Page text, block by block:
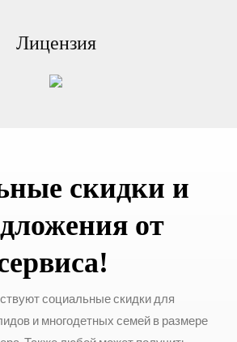
Лицензия
скидки и
от
социальные скидки для
и многодетных семей в размере